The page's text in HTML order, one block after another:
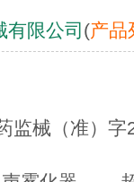
有限公司 (产品
监械（准